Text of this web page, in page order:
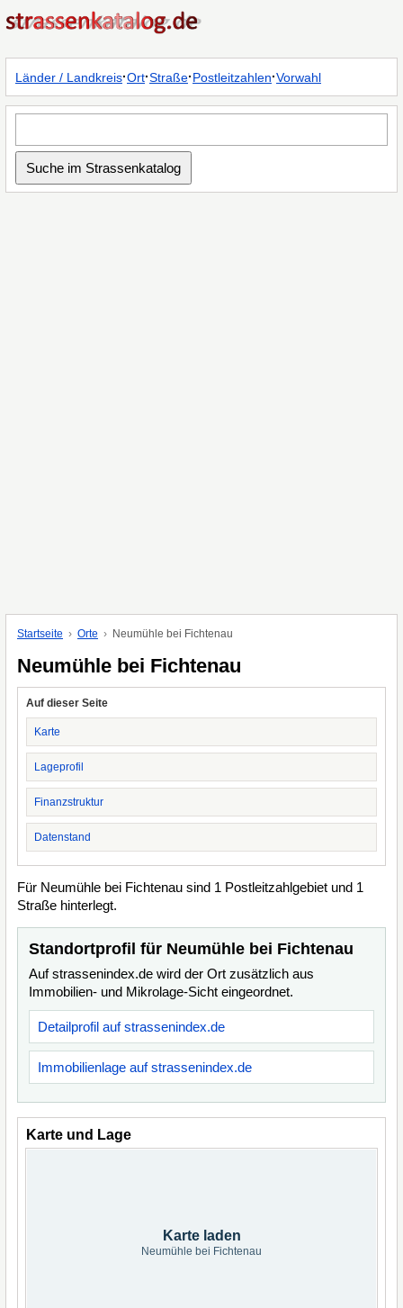
Länder / Landkreis·Ort·Straße·Postleitzahlen·Vorwahl
Startseite Orte Neumühle bei Fichtenau
Neumühle bei Fichtenau
Auf dieser Seite
Karte
Lageprofil
Finanzstruktur
Datenstand
Für Neumühle bei Fichtenau sind 1 Postleitzahlgebiet und 1
Straße hinterlegt.
Standortprofil für Neumühle bei Fichtenau
Auf strassenindex.de wird der Ort zusätzlich aus
Immobilien- und Mikrolage-Sicht eingeordnet.
Detailprofil auf strassenindex.de
Immobilienlage auf strassenindex.de
Karte und Lage
Karte laden
Neumühle bei Fichtenau